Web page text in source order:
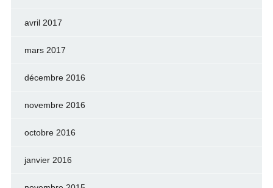
avril 2017
mars 2017
décembre 2016
novembre 2016
octobre 2016
janvier 2016